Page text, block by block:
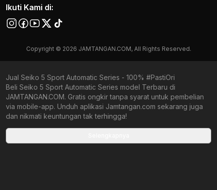
Ikuti Kami di:
Copyright © 2026 JAMTANGAN.COM, All Rights Reserved.
Jual Seiko 5 Sport Automatic Series - 100% #PastiOri
Beli Seiko 5 Sport Automatic Series model Terbaru di
JAMTANGAN.COM. Gratis ongkir tanpa syarat untuk pembelian
via mobile-app. Unduh aplikasi Jamtangan.com sekarang juga
dan nikmati keuntungan tak terhingga!
Seiko PADI Special Edition Green